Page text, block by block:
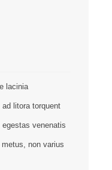
lacinia
litora torquent
venenatis
non varius